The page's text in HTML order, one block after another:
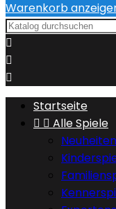
Warenkorb



Startseite
  Alle Spiele
Neuheiten